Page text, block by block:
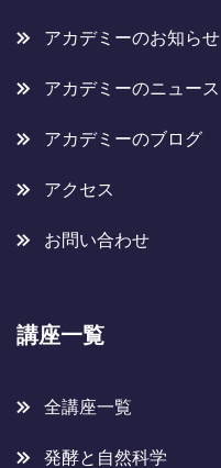
アカデミーのお知らせ
アカデミーのニュース
アカデミーのブログ
アクセス
お問い合わせ
講座一覧
全講座一覧
発酵と自然科学